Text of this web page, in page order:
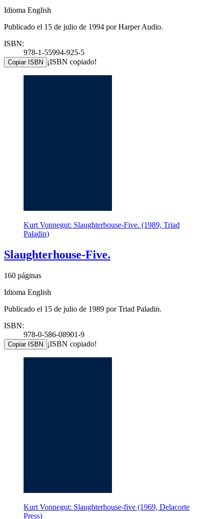
Idioma English
Publicado el 15 de julio de 1994 por Harper Audio.
ISBN:
978-1-55994-925-5
Copiar ISBN ¡ISBN copiado!
Kurt Vonnegut: Slaughterhouse-Five. (1989, Triad
Paladin)
Slaughterhouse-Five.
160 páginas
Idioma English
Publicado el 15 de julio de 1989 por Triad Paladin.
ISBN:
978-0-586-08901-9
Copiar ISBN ¡ISBN copiado!
Kurt Vonnegut: Slaughterhouse-five (1969, Delacorte
Press)